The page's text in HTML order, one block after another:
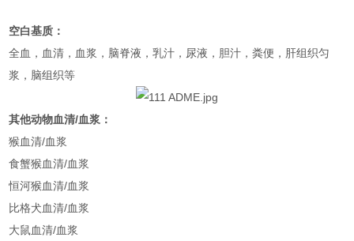
空白基质：
全血，血清，血浆，脑脊液，乳汁，尿液，胆汁，粪便，肝组织匀
浆，脑组织等
其他动物血清/血浆：
猴血清/血浆
食蟹猴血清/血浆
恒河猴血清/血浆
比格犬血清/血浆
大鼠血清/血浆